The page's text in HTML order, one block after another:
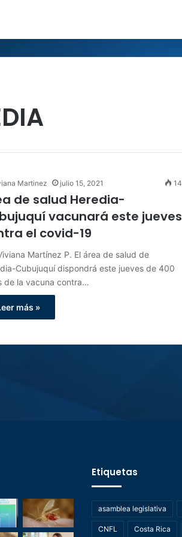
Martinez julio 15, 2021 14
de salud Heredia-
vacunará este jueves
el covid-19
Martínez P. El área de salud de
Cubujuquí dispondrá este jueves de 400
de la vacuna contra…
más »
Etiquetas
asamblea legislativa
CNFL Costa Rica